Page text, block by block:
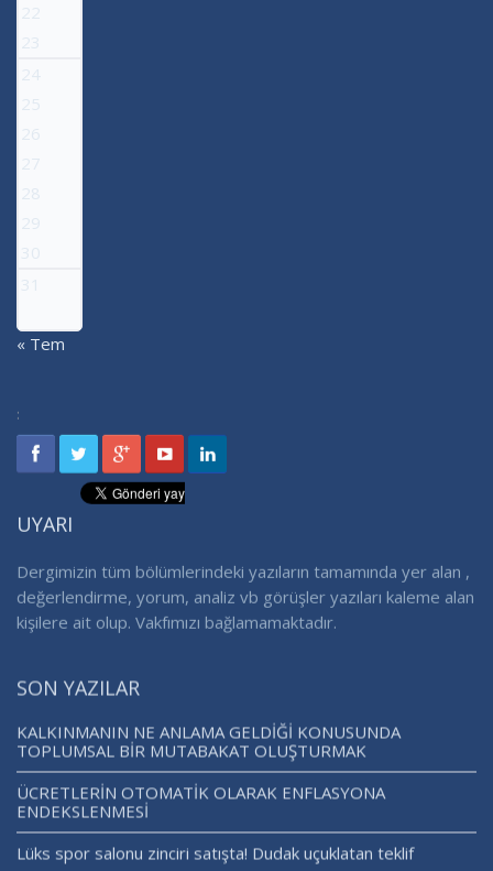
22
23
24
25
26
27
28
29
30
31
« Tem
:
UYARI
Dergimizin tüm bölümlerindeki yazıların tamamında yer alan ,
değerlendirme, yorum, analiz vb görüşler yazıları kaleme alan
kişilere ait olup. Vakfımızı bağlamamaktadır.
SON YAZILAR
KALKINMANIN NE ANLAMA GELDİĞİ KONUSUNDA
TOPLUMSAL BİR MUTABAKAT OLUŞTURMAK
ÜCRETLERİN OTOMATİK OLARAK ENFLASYONA
ENDEKSLENMESİ
Lüks spor salonu zinciri satışta! Dudak uçuklatan teklif